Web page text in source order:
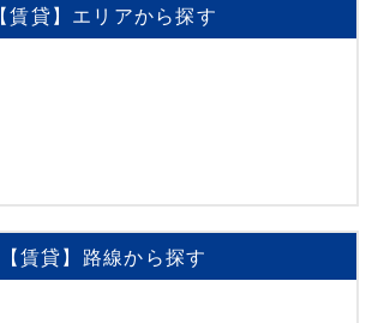
【賃貸】エリアから探す
【賃貸】路線から探す